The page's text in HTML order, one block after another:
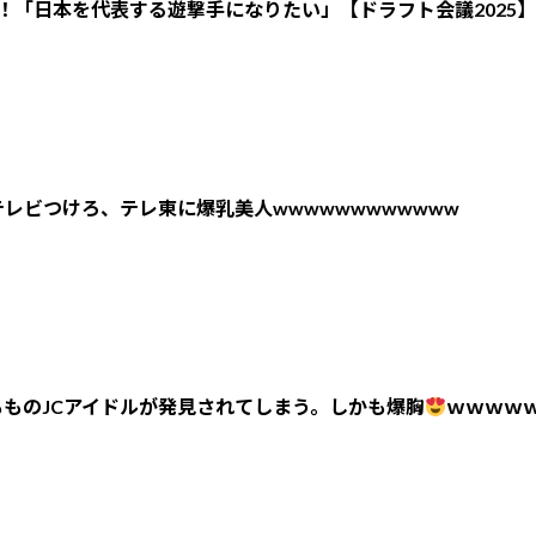
「日本を代表する遊撃手になりたい」【ドラフト会議2025】
レビつけろ、テレ東に爆乳美人wwwwwwwwwwww
のJCアイドルが発見されてしまう。しかも爆胸 ｗｗｗｗ